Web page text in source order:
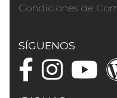
Condiciones de
SÍGUENOS